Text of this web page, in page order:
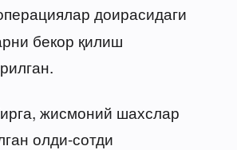
доирасидаги
бекор қилиш
жисмоний шахслар
олди-сотди